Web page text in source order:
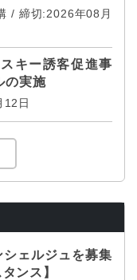
/ 締切:2026年08月
キー誘客促進事
の実施
12日
ェルジュを募集
ンス】